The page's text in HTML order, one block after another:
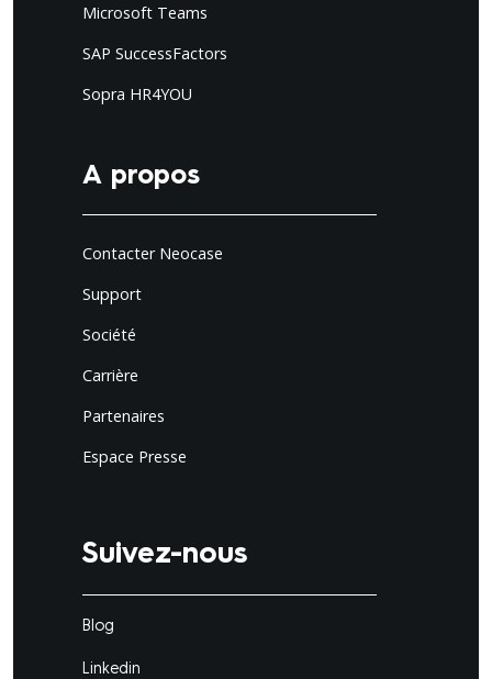
Microsoft Teams
SAP SuccessFactors
Sopra HR4YOU
A propos
Contacter Neocase
Support
Société
Carrière
Partenaires
Espace Presse
Suivez-nous
Blog
Linkedin